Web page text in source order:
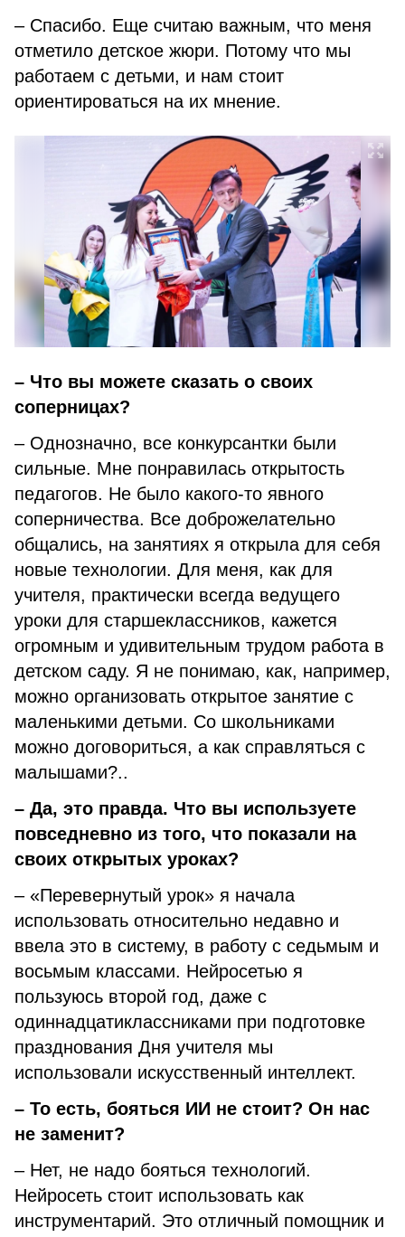
– Спасибо. Еще считаю важным, что меня
отметило детское жюри. Потому что мы
работаем с детьми, и нам стоит
ориентироваться на их мнение.
– Что вы можете сказать о своих
соперницах?
– Однозначно, все конкурсантки были
сильные. Мне понравилась открытость
педагогов. Не было какого-то явного
соперничества. Все доброжелательно
общались, на занятиях я открыла для себя
новые технологии. Для меня, как для
учителя, практически всегда ведущего
уроки для старшеклассников, кажется
огромным и удивительным трудом работа в
детском саду. Я не понимаю, как, например,
можно организовать открытое занятие с
маленькими детьми. Со школьниками
можно договориться, а как справляться с
малышами?..
– Да, это правда. Что вы используете
повседневно из того, что показали на
своих открытых уроках?
– «Перевернутый урок» я начала
использовать относительно недавно и
ввела это в систему, в работу с седьмым и
восьмым классами. Нейросетью я
пользуюсь второй год, даже с
одиннадцатиклассниками при подготовке
празднования Дня учителя мы
использовали искусственный интеллект.
– То есть, бояться ИИ не стоит? Он нас
не заменит?
– Нет, не надо бояться технологий.
Нейросеть стоит использовать как
инструментарий. Это отличный помощник и